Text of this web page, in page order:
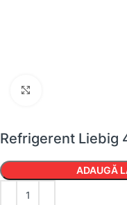
Refrigerent Liebig
ADAUGĂ